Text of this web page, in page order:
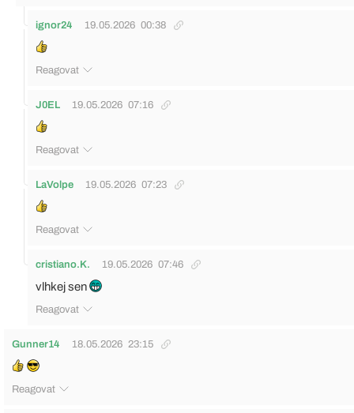
ignor24 19.05.2026 00:38
Reagovat
J0EL 19.05.2026 07:16
Reagovat
LaVolpe 19.05.2026 07:23
Reagovat
cristiano.K. 19.05.2026 07:46
vlhkej sen
Reagovat
Gunner14 18.05.2026 23:15
Reagovat